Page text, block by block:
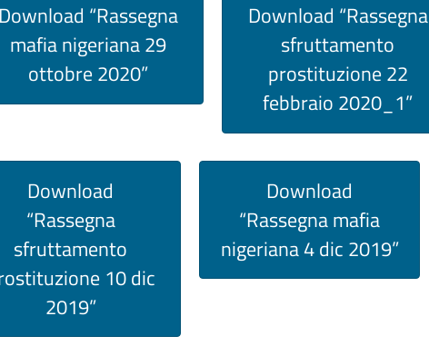
Download “Rassegna
mafia nigeriana 29
ottobre 2020”
Download “Rassegna
sfruttamento
prostituzione 22
febbraio 2020_1”
Download
“Rassegna
sfruttamento
10 dic
2019”
Download
“Rassegna mafia
nigeriana 4 dic 2019”